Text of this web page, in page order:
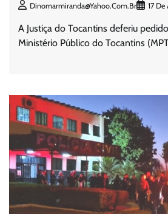
Dinomarmiranda@yahoo.com.br 17
A Justiça do Tocantins deferiu
Ministério Público do Tocantins